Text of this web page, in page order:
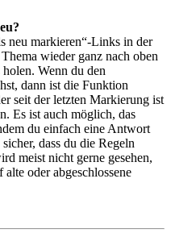
neu markieren“-Links in der
wieder ganz nach oben
Wenn du den
dann ist die Funktion
seit der letzten Markierung ist
Es ist auch möglich, das
du einfach eine Antwort
dass du die Regeln
meist nicht gerne gesehen,
oder abgeschlossene